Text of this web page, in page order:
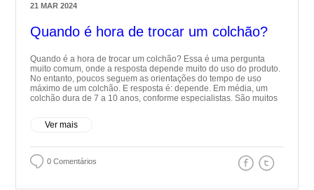
21 MAR 2024
Quando é hora de trocar um colchão?
Quando é a hora de trocar um colchão? Essa é uma pergunta
muito comum, onde a resposta depende muito do uso do produto.
No entanto, poucos seguem as orientações do tempo de uso
máximo de um colchão. E resposta é: depende. Em média, um
colchão dura de 7 a 10 anos, conforme especialistas. São muitos
Ver mais
0 Comentários